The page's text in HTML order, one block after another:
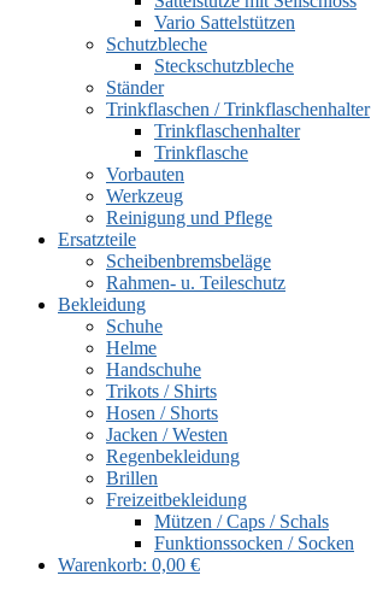
Vario Sattelstützen
Schutzbleche
Steckschutzbleche
Ständer
Trinkflaschen / Trinkflaschenhalter
Trinkflaschenhalter
Trinkflasche
Vorbauten
Werkzeug
Reinigung und Pflege
Ersatzteile
Scheibenbremsbeläge
Rahmen- u. Teileschutz
Bekleidung
Schuhe
Helme
Handschuhe
Trikots / Shirts
Hosen / Shorts
Jacken / Westen
Regenbekleidung
Brillen
Freizeitbekleidung
Mützen / Caps / Schals
Funktionssocken / Socken
Warenkorb: 0,00 €